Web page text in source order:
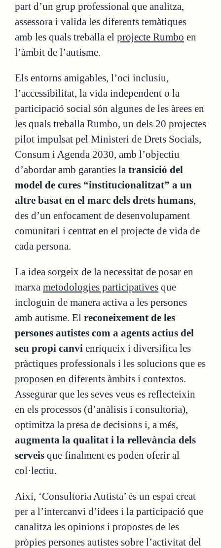
part d’un grup professional que analitza,
assessora i valida les diferents temàtiques
amb les quals treballa el projecte Rumbo en
l’àmbit de l’autisme.
Els entorns amigables, l’oci inclusiu,
l’accessibilitat, la vida independent o la
participació social són algunes de les àrees en
les quals treballa Rumbo, un dels 20 projectes
pilot impulsat pel Ministeri de Drets Socials,
Consum i Agenda 2030, amb l’objectiu
d’abordar amb garanties la transició del
model de cures “institucionalitzat” a un
altre basat en el marc dels drets humans,
des d’un enfocament de desenvolupament
comunitari i centrat en el projecte de vida de
cada persona.
La idea sorgeix de la necessitat de posar en
marxa metodologies participatives que
incloguin de manera activa a les persones
amb autisme. El reconeixement de les
persones autistes com a agents actius del
seu propi canvi enriqueix i diversifica les
pràctiques professionals i les solucions que es
proposen en diferents àmbits i contextos.
Assegurar que les seves veus es reflecteixin
en els processos (d’anàlisis i consultoria),
optimitza la presa de decisions i, a més,
augmenta la qualitat i la rellevància dels
serveis que finalment es poden oferir al
col·lectiu.
Així, ‘Consultoria Autista’ és un espai creat
per a l’intercanvi d’idees i la participació que
canalitza les opinions i propostes de les
pròpies persones autistes sobre l’activitat del